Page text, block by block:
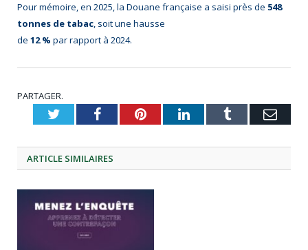
Pour mémoire, en 2025, la Douane française a saisi près de 548
tonnes de tabac, soit une hausse
de 12 % par rapport à 2024.
PARTAGER.
TwitterFacebookPinterestLinkedInTumblr
ARTICLE SIMILAIRES